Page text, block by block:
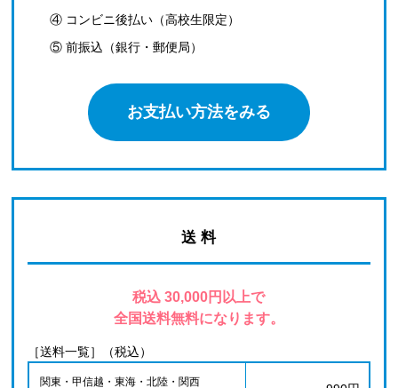
④ コンビニ後払い（高校生限定）
⑤ 前振込（銀行・郵便局）
お支払い方法をみる
送 料
税込 30,000円以上で
全国送料無料になります。
［送料一覧］（税込）
関東・甲信越・東海・北陸・関西